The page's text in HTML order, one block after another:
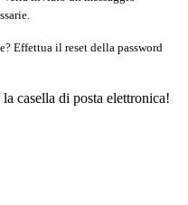
Effettua il reset della password
casella di posta elettronica!